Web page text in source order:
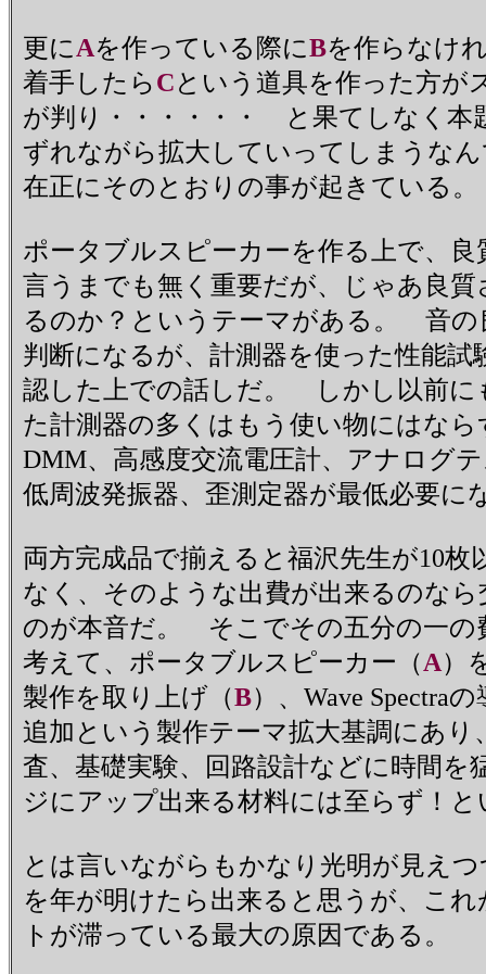
更にAを作っている際にBを作らなけ
着手したらCという道具を作った方が
が判り・・・・・・ と果てしなく本
ずれながら拡大していってしまう
在正にそのとおりの事が起きている。
ポータブルスピーカーを作る上で、
言うまでも無く重要だが、じゃあ良
るのか？というテーマがある。 音の
判断になるが、計測器を使った性能
認した上での話しだ。 しかし以前に
た計測器の多くはもう使い物にはな
DMM、高感度交流電圧計、アナログ
低周波発振器、歪測定器が最低必要に
両方完成品で揃えると福沢先生が10
なく、そのような出費が出来るのな
のが本音だ。 そこでその五分の一の
考えて、ポータブルスピーカー（A）
製作を取り上げ（B）、Wave Spectra
追加という製作テーマ拡大基調にあ
査、基礎実験、回路設計などに時間を
ジにアップ出来る材料には至らず！
とは言いながらもかなり光明が見え
を年が明けたら出来ると思うが、こ
トが滞っている最大の原因である。